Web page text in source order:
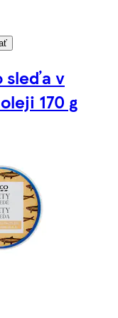
sleďa v
170 g